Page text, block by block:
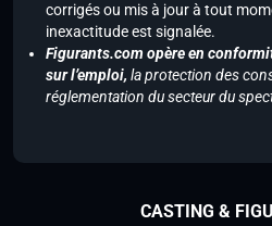
corrigés ou mis à jour à tout
inexactitude est signalée.
Figurants.com opère en
sur l’emploi, la protection des
réglementation du secteur du
CASTING &